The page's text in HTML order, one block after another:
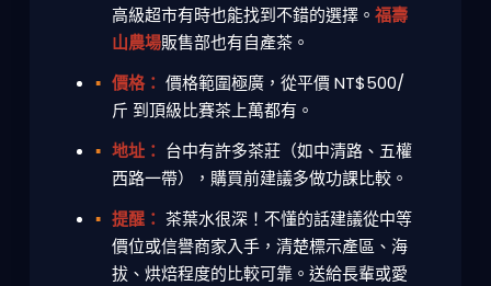
高級超市有時也能找到不錯的選擇。 福壽
山農場販售部也有自產茶。
價格： 價格範圍極廣，從平價 NT$500/
斤 到頂級比賽茶上萬都有。
地址： 台中有許多茶莊（如中清路、五權
西路一帶），購買前建議多做功課比較。
提醒： 茶葉水很深！不懂的話建議從中等
價位或信譽商家入手，清楚標示產區、海
拔、烘焙程度的比較可靠。送給長輩或愛